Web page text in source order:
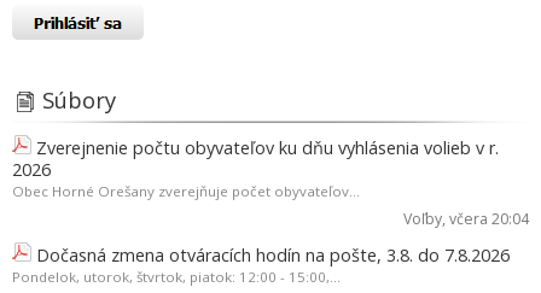
Súbory
Zverejnenie počtu obyvateľov ku dňu vyhlásenia volieb v r.
2026
Obec Horné Orešany zverejňuje počet obyvateľov...
Voľby, včera 20:04
Dočasná zmena otváracích hodín na pošte, 3.8. do 7.8.2026
Pondelok, utorok, štvrtok, piatok: 12:00 - 15:00,...